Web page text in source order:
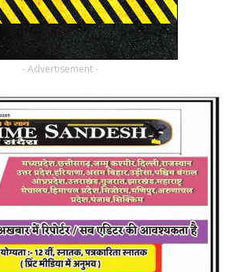
- Advertisement -